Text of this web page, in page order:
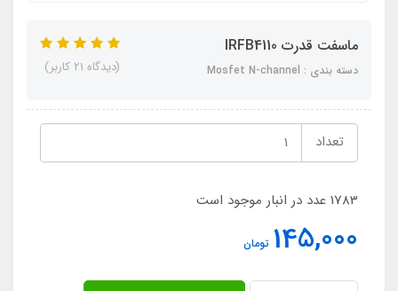
ماسفت قدرت IRFB4110
دسته بندی : Mosfet N-channel (دیدگاه 21 کاربر)
تعداد
1783 عدد در انبار موجود است
145,000 تومان